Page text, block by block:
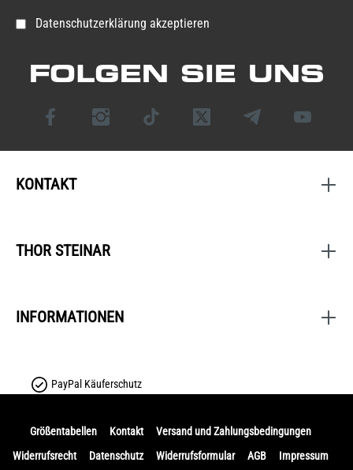
Datenschutzerklärung akzeptieren
FOLGEN SIE UNS
KONTAKT
THOR STEINAR
INFORMATIONEN
PayPal Käuferschutz
Größentabellen Kontakt
Versand und Zahlungsbedingungen
Widerrufsrecht
Datenschutz Widerrufsformular AGB Impressum